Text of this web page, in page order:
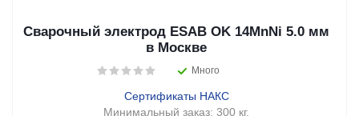
Сварочный электрод ESAB OK 14MnNi 5.0 мм
в Москве
Много
Сертификаты НАКС
Минимальный заказ: 300 кг.